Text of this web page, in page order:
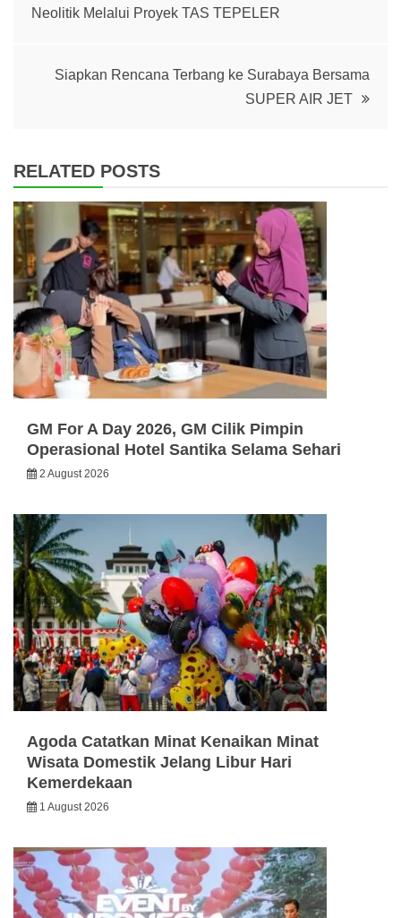
navigation
Neolitik Melalui Proyek TAS TEPELER
Siapkan Rencana Terbang ke Surabaya Bersama
SUPER AIR JET
RELATED POSTS
GM For A Day 2026, GM Cilik Pimpin
Operasional Hotel Santika Selama Sehari
2 August 2026
Agoda Catatkan Minat Kenaikan Minat
Wisata Domestik Jelang Libur Hari
Kemerdekaan
1 August 2026